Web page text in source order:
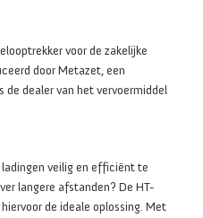
voor de zakelijke
door Metazet, een
de dealer van het vervoermiddel
veilig en efficiënt te
langere afstanden? De HT-
de ideale oplossing. Met